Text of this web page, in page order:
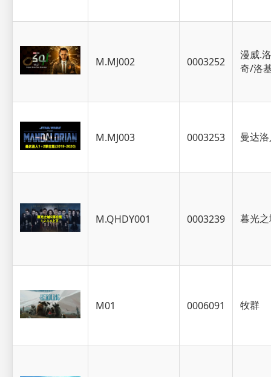
M.MJ002 0003252
漫威.
奇/洛
M.MJ003 0003253 曼达
M.QHDY001 0003239 暮光
M01 0006091 牧群